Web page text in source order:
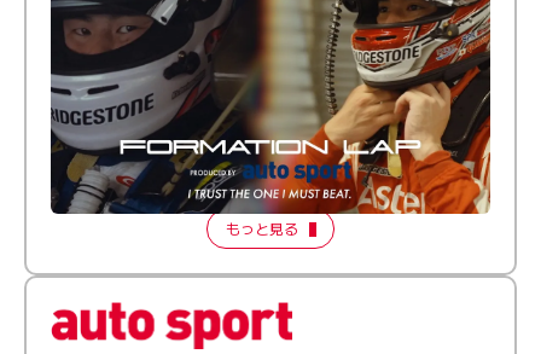
倒す相手を、信じてる。小林利徠斗 × 野村勇斗
【FORMATION LAP Produced by auto sport】
2026 Episode 2
もっと見る